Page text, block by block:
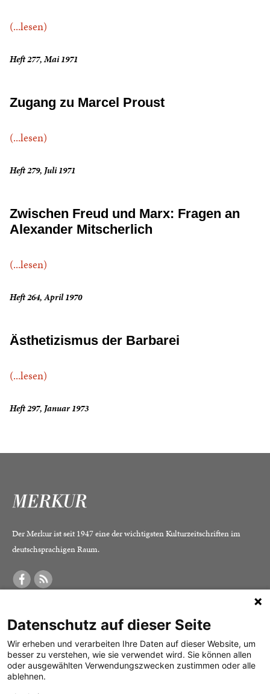
(...lesen)
Heft 277, Mai 1971
Zugang zu Marcel Proust
(...lesen)
Heft 279, Juli 1971
Zwischen Freud und Marx: Fragen an
Alexander Mitscherlich
(...lesen)
Heft 264, April 1970
Ästhetizismus der Barbarei
(...lesen)
Heft 297, Januar 1973
Der Merkur ist seit 1947 eine der wichtigsten Kulturzeitschriften im
deutschsprachigen Raum.
Was ist der Merkur?
Herausgeber /
Redaktion
Verlag
Alle Abos im Überblick
Print-Abo
Digital-Abo
Impressum
Datenschutz
Mediadaten
Datenschutz auf dieser Seite
Wir erheben und verarbeiten Ihre Daten auf dieser Website, um
besser zu verstehen, wie sie verwendet wird. Sie können allen
oder ausgewählten Verwendungszwecken zustimmen oder alle
ablehnen.